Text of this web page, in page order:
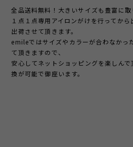
全品送料無料！大きいサイズも豊富に取
１点１点専用アイロンがけを行ってか
出荷させて頂きます。
emileではサイズやカラーが合わなかっ
て頂きますので、
安心してネットショッピングを楽しん
換が可能で御座います。